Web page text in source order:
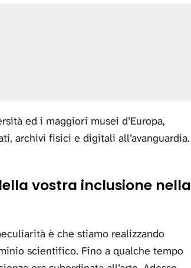
ed i maggiori musei d’Europa,
archivi fisici e digitali all’avanguardia.
vostra inclusione nella
è che stiamo realizzando
scientifico. Fino a qualche tempo